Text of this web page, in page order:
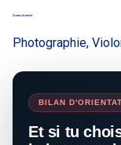
Centres d’intérêt
Photographie,
BILAN
Et si tu